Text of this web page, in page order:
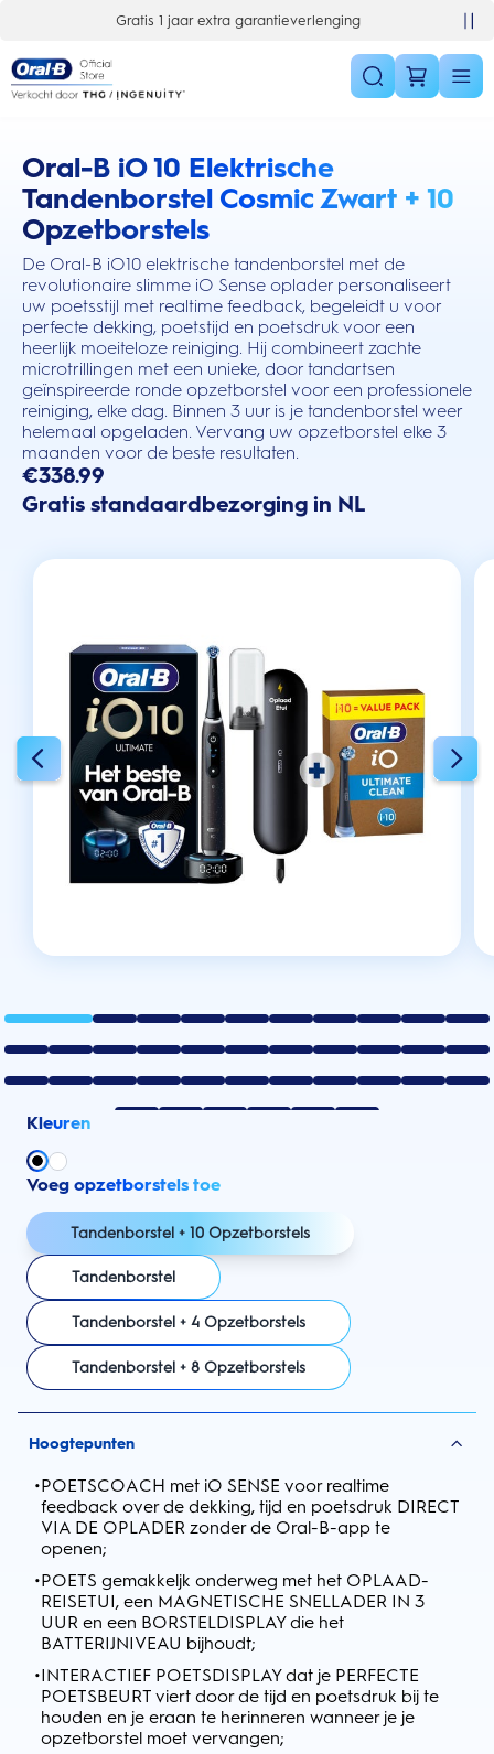
Gratis 1 jaar extra garantieverlenging
Oral-B iO 10 Elektrische
Tandenborstel Cosmic Zwart + 10
Opzetborstels
De Oral-B iO10 elektrische tandenborstel met de
revolutionaire slimme iO Sense oplader personaliseert
uw poetsstijl met realtime feedback, begeleidt u voor
perfecte dekking, poetstijd en poetsdruk voor een
heerlijk moeiteloze reiniging. Hij combineert zachte
microtrillingen met een unieke, door tandartsen
geïnspireerde ronde opzetborstel voor een professionele
reiniging, elke dag. Binnen 3 uur is je tandenborstel weer
helemaal opgeladen. Vervang uw opzetborstel elke 3
maanden voor de beste resultaten.
this action will scroll you to the reviews section
€338.99
Gratis standaardbezorging in NL
Kleuren
Voeg opzetborstels toe
Tandenborstel + 10 Opzetborstels
Tandenborstel
Tandenborstel + 4 Opzetborstels
Tandenborstel + 8 Opzetborstels
Hoogtepunten
•POETSCOACH met iO SENSE voor realtime
feedback over de dekking, tijd en poetsdruk DIRECT
VIA DE OPLADER zonder de Oral-B-app te
openen;
•POETS gemakkeljk onderweg met het OPLAAD-
REISETUI, een MAGNETISCHE SNELLADER IN 3
UUR en een BORSTELDISPLAY die het
BATTERIJNIVEAU bijhoudt;
•INTERACTIEF POETSDISPLAY dat je PERFECTE
POETSBEURT viert door de tijd en poetsdruk bij te
houden en je eraan te herinneren wanneer je je
opzetborstel moet vervangen;